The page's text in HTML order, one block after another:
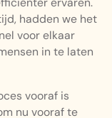
hadden we het
voor elkaar
in te laten
vooraf is
nu vooraf te